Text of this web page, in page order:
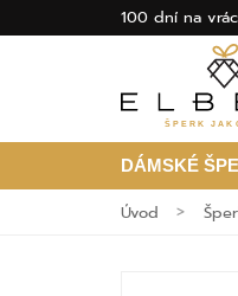
100 dní na
ŠPERK
DÁMSKÉ
Úvod